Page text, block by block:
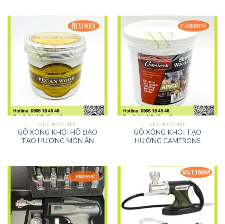
ANCHORCHEF
GỖ XÔNG KHÓI HỒ ĐÀO
TẠO HƯƠNG MÓN ĂN
ANCHORCHEF
GỖ XÔNG KHÓI TẠO
HƯƠNG CAMERONS